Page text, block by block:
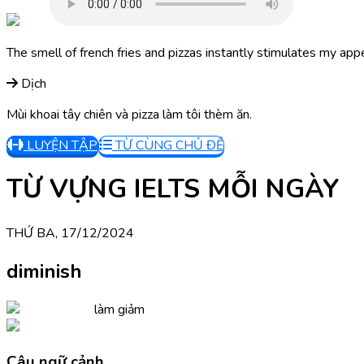
The smell of french fries and pizzas instantly stimulates my
Dịch
Mùi khoai tây chiên và pizza làm tôi thèm ăn.
LUYỆN TẬP
TỪ CÙNG CHỦ ĐỀ
TỪ VỰNG IELTS MỖI NGÀY
THỨ BA, 17/12/2024
diminish
làm giảm